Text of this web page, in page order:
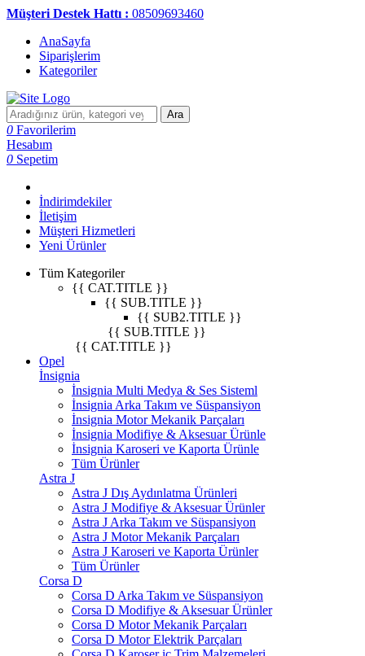
Müşteri Destek Hattı : 08509693460
AnaSayfa
Siparişlerim
Kategoriler
Ara
0 Favorilerim
Hesabım
0 Sepetim
İndirimdekiler
İletişim
Müşteri Hizmetleri
Yeni Ürünler
Tüm Kategoriler
{{ CAT.TITLE }}
{{ SUB.TITLE }}
{{ SUB2.TITLE }}
{{ SUB.TITLE }}
{{ CAT.TITLE }}
Opel
İnsignia
İnsignia Multi Medya & Ses Sisteml
İnsignia Arka Takım ve Süspansiyon
İnsignia Motor Mekanik Parçaları
İnsignia Modifiye & Aksesuar Ürünle
İnsignia Karoseri ve Kaporta Ürünle
Tüm Ürünler
Astra J
Astra J Dış Aydınlatma Ürünleri
Astra J Modifiye & Aksesuar Ürünler
Astra J Arka Takım ve Süspansiyon
Astra J Motor Mekanik Parçaları
Astra J Karoseri ve Kaporta Ürünler
Tüm Ürünler
Corsa D
Corsa D Arka Takım ve Süspansiyon
Corsa D Modifiye & Aksesuar Ürünler
Corsa D Motor Mekanik Parçaları
Corsa D Motor Elektrik Parçaları